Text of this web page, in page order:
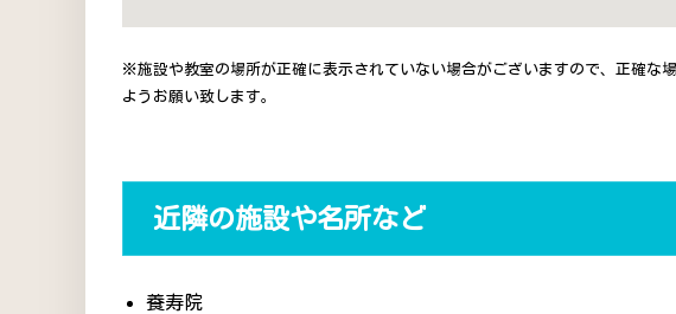
※施設や教室の場所が正確に表示されていない場合がございますので、正確な
ようお願い致します。
近隣の施設や名所など
養寿院